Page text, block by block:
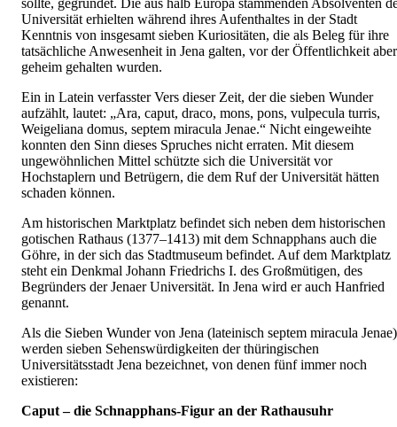
Universität erhielten während ihres Aufenthaltes in der Stadt
Kenntnis von insgesamt sieben Kuriositäten, die als Beleg für ihre
tatsächliche Anwesenheit in Jena galten, vor der Öffentlichkeit aber
geheim gehalten wurden.
Ein in Latein verfasster Vers dieser Zeit, der die sieben Wunder
aufzählt, lautet: „Ara, caput, draco, mons, pons, vulpecula turris,
Weigeliana domus, septem miracula Jenae.“ Nicht eingeweihte
konnten den Sinn dieses Spruches nicht erraten. Mit diesem
ungewöhnlichen Mittel schützte sich die Universität vor
Hochstaplern und Betrügern, die dem Ruf der Universität hätten
schaden können.
Am historischen Marktplatz befindet sich neben dem historischen
gotischen Rathaus (1377–1413) mit dem Schnapphans auch die
Göhre, in der sich das Stadtmuseum befindet. Auf dem Marktplatz
steht ein Denkmal Johann Friedrichs I. des Großmütigen, des
Begründers der Jenaer Universität. In Jena wird er auch Hanfried
genannt.
Als die Sieben Wunder von Jena (lateinisch septem miracula Jenae)
werden sieben Sehenswürdigkeiten der thüringischen
Universitätsstadt Jena bezeichnet, von denen fünf immer noch
existieren:
Caput – die Schnapphans-Figur an der Rathausuhr